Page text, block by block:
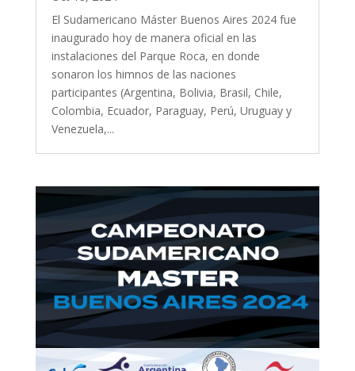
El Sudamericano Máster Buenos Aires 2024 fue
inaugurado hoy de manera oficial en las
instalaciones del Parque Roca, en donde
sonaron los himnos de las naciones
participantes (Argentina, Bolivia, Brasil, Chile,
Colombia, Ecuador, Paraguay, Perú, Uruguay y
Venezuela,...